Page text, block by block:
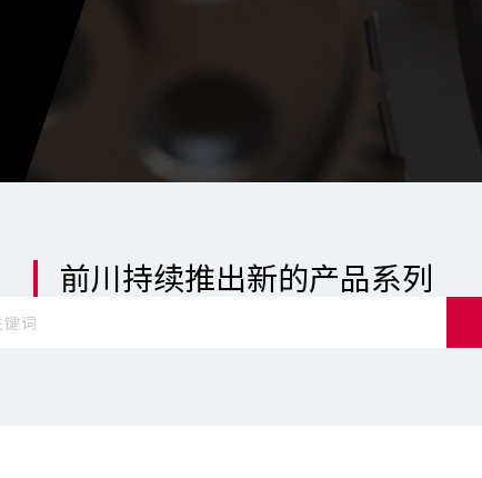
前川持续推出新的产品系列